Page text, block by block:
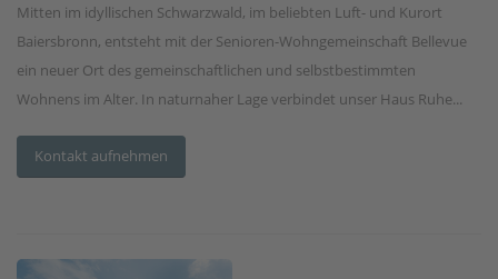
Mitten im idyllischen Schwarzwald, im beliebten Luft- und Kurort
Baiersbronn, entsteht mit der Senioren-Wohngemeinschaft Bellevue
ein neuer Ort des gemeinschaftlichen und selbstbestimmten
Wohnens im Alter. In naturnaher Lage verbindet unser Haus Ruhe...
Kontakt aufnehmen